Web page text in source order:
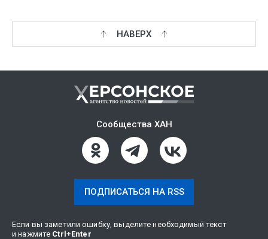
НАВЕРХ
Сообщества ХАН
ПОДПИСАТЬСЯ НА RSS
Если вы заметили ошибку, выделите необходимый текст
и нажмите Ctrl +Enter